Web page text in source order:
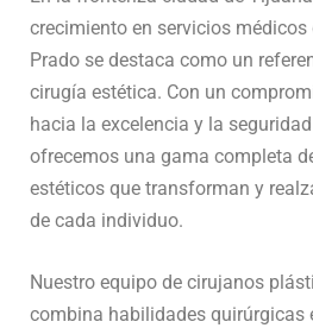
crecimiento en servicios
Prado se destaca como un
cirugía estética. Con un
hacia la excelencia y la
ofrecemos una gama completa
estéticos que transforman y
de cada individuo.
Nuestro equipo de cirujanos
combina habilidades quirúrgicas